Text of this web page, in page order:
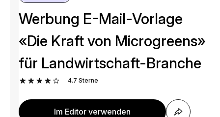
Werbung E-Mail-Vorlage
«Die Kraft von Microgreens»
für Landwirtschaft-Branche
4.7 Sterne
Im Editor verwenden